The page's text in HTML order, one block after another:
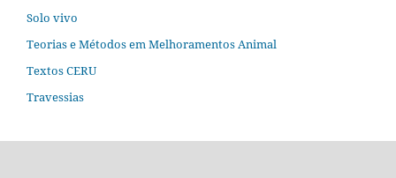
Solo vivo
Teorias e Métodos em Melhoramentos Animal
Textos CERU
Travessias